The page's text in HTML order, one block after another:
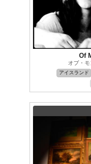
Of
オブ・
アイスランド